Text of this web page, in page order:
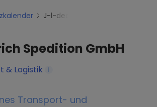
J-l-dederich-spedition-gmbh
Spedition GmbH
& Logistik i
Transport- und